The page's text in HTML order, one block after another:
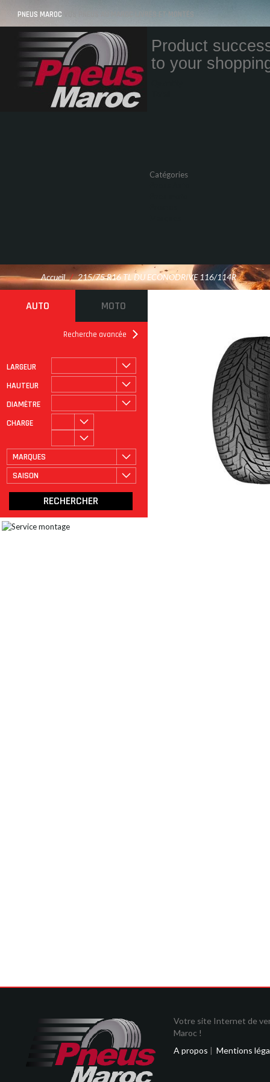
PNEUS MAROC VOS PNEUS AU MAROC LIVRÉS ET MONTÉS
Product
to your
Catégories
Accueil / 215/75 R16 TL DU ECONODRIVE 116/114R
AUTO MOTO
Recherche avancée
LARGEUR
HAUTEUR
DIAMÈTRE
CHARGE
MARQUES
SAISON
ROULAGE À PLAT
Votre site Internet de
Maroc !
A propos | Mentions